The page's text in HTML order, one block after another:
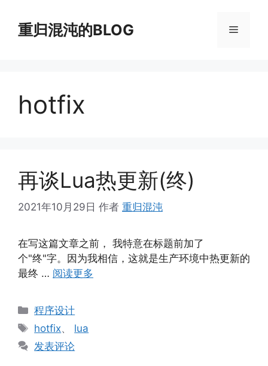
重归混沌的BLOG 菜
hotfix
再谈Lua热更新(终)
2021年10月29日 作者 重归混沌
在写这篇文章之前， 我特意在标题前加了
个"终"字。因为我相信，这就是生产环境中热更新的
最终 … 阅读更多
分
类
程序设计
标
签
hotfix、 lua
发表评论